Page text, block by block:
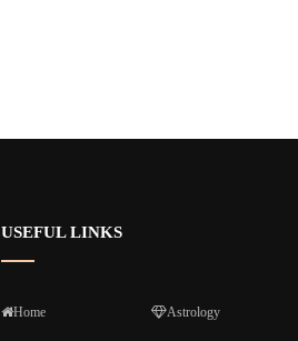
USEFUL LINKS
Home Astrology